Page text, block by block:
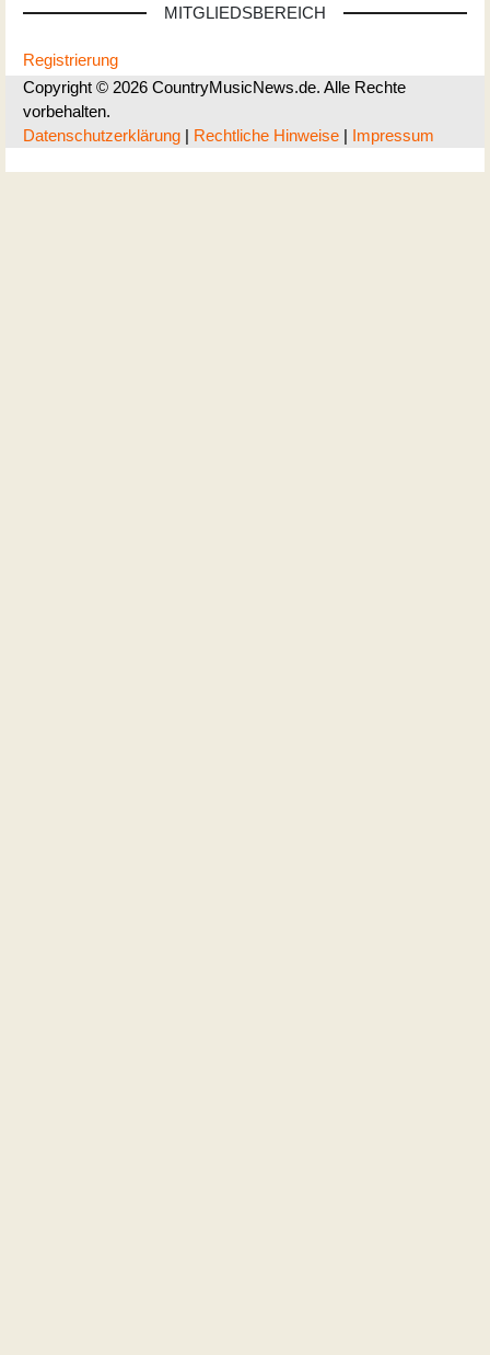
MITGLIEDSBEREICH
Registrierung
Copyright © 2026 CountryMusicNews.de. Alle Rechte
vorbehalten.
Datenschutzerklärung
Rechtliche Hinweise Impressum